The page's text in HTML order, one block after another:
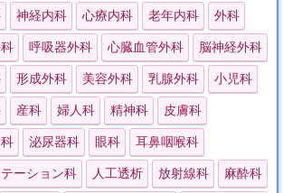
バックアップも受けられます。
せもほとんどございません。
、負担を減らしたい」という先生に最適な求
完備で遠方からの移住転職も大歓迎です。
りお待ちしております！
神経内科 心療内科 老年内科 外科
呼吸器外科 心臓血管外科 脳神経外科
形成外科 美容外科 乳腺外科 小児科
産科 婦人科 精神科 皮膚科
泌尿器科 眼科 耳鼻咽喉科
ーション科 人工透析 放射線科 麻酔科